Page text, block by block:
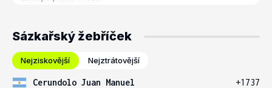
Sázkařský žebříček
Nejziskovější Nejztrátovější
Cerundolo Juan Manuel
+1737